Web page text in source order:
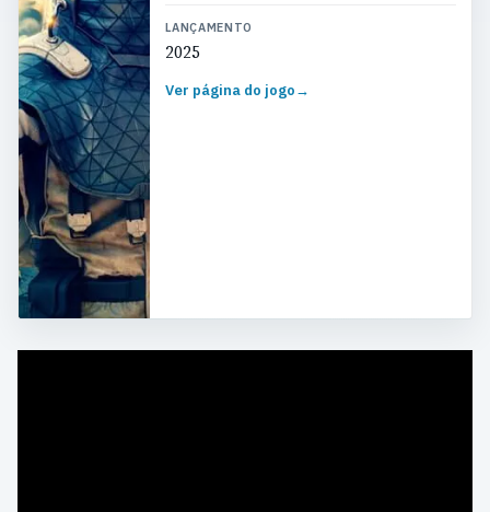
LANÇAMENTO
2025
Ver página do jogo→